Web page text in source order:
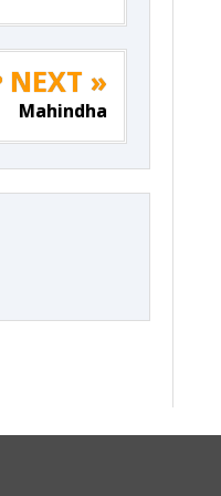
NEXT »
Mahindha